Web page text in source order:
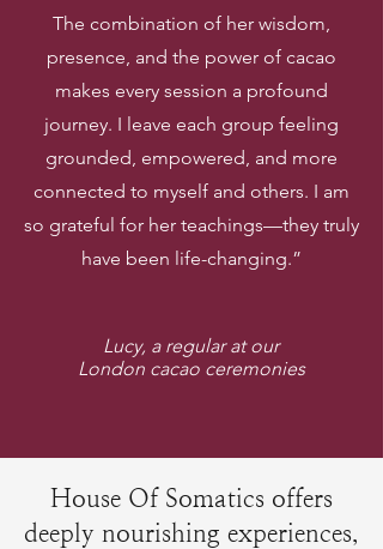
The combination of her wisdom,
presence, and the power of cacao
makes every session a profound
journey. I leave each group feeling
grounded, empowered, and more
connected to myself and others. I am
so grateful for her teachings—they truly
have been life-changing.”
Lucy, a regular at our
London cacao ceremonies
House Of Somatics offers
deeply nourishing experiences,